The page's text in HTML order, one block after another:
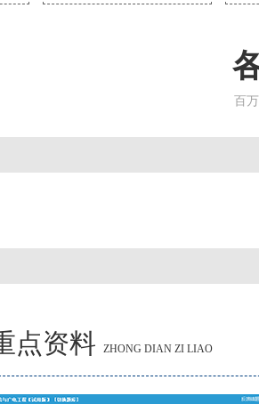
百
点资料 ZHONG DIAN ZI LIAO